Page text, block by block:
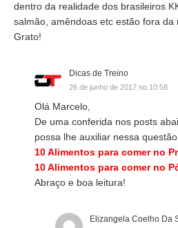
dentro da realidade dos brasileiros
salmão, amêndoas etc estão fora da
Grato!
Dicas de Treino
26 de junho de 2017 no 10:58
Olá Marcelo,
De uma conferida nos posts
possa lhe auxiliar nessa
10 Alimentos para comer no
10 Alimentos para comer no
Abraço e boa leitura!
Elizangela Coelho Da